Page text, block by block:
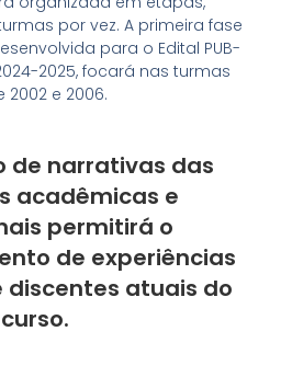
por vez. A primeira fase
para o Edital PUB-
2025, focará nas turmas
e 2006.
de narrativas das
acadêmicas e
permitirá o
de experiências
discentes atuais do
curso.